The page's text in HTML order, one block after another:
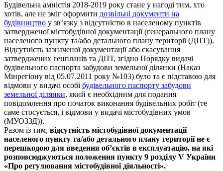
Будівельна амністія 2018-2019 року стане у нагоді тим, хто
хотів, але не зміг оформити дозвільні документи на
будівництво у зв’язку з відсутністю в населеному пунктів
затвердженої містобудівної документації(генерального плану
населеного пункту та/або детального плану території (ДПТ)).
Відсутність зазначеної документації або скасування
затверджених генпланів та ДПТ, згідно Порядку видачі
будівельного паспорта забудови земельної ділянки (Наказ
Мінрегіону від 05.07.2011 року №103) було та є підставою для
відмови у видачі особі будівельного паспорту забудови
земельної ділянки, який є необхідним для подання
повідомлення про початок виконання будівельних робіт (те
саме стосується, і відмови у видачі містобудівних умов
(МУОЗЗД)).
Разом із тим, відсутність містобудівної документації
населеного пункту та/або детального плану території не є
перешкодою для введення об’єктів в експлуатацію, на які
розповсюджуються положення пункту 9 розділу V України
«Про регулювання містобудівної діяльності».